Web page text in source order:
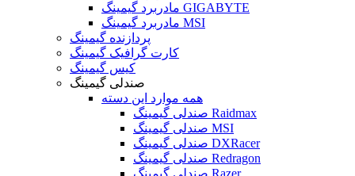
مادربرد گیمینگ GIGABYTE
مادربرد گیمینگ MSI
پردازنده گیمینگ
کارت گرافیک گیمینگ
کیس گیمینگ
صندلی گیمینگ
همه موارد این دسته
صندلی گیمینگ Raidmax
صندلی گیمینگ MSI
صندلی گیمینگ DXRacer
صندلی گیمینگ Redragon
صندلی گیمینگ Razer